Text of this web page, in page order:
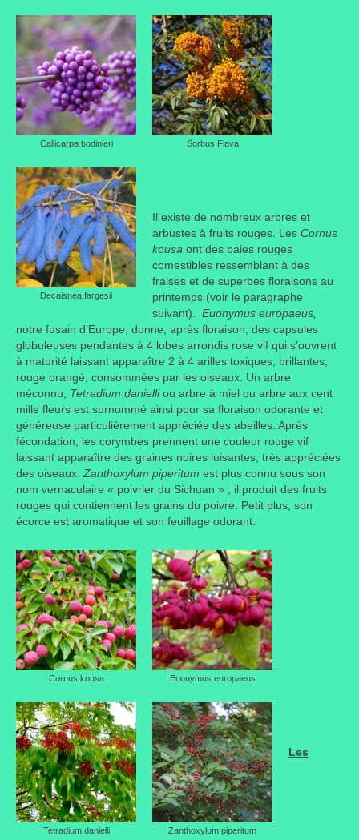
Autres
Infos pratiques
Règlement Intérieur – Statuts et cotisation JPL
2016/17
Où trouver le local de JPL ?
Qui sommes-nous ?
Annonces
Callicarpa bodinieri Sorbus Flava
Decaisnea fargesii
Il existe de nombreux arbres et
arbustes à fruits rouges. Les Cornus
kousa ont des baies rouges
comestibles ressemblant à des
fraises et de superbes floraisons au
printemps (voir le paragraphe
suivant).
Euonymus europaeus,
notre fusain d’Europe, donne, après floraison, des capsules
globuleuses pendantes à 4 lobes arrondis rose vif qui s’ouvrent
à maturité laissant apparaître 2 à 4 arilles toxiques, brillantes,
rouge orangé, consommées par les oiseaux. Un arbre
méconnu, Tetradium danielliou arbre à miel ou arbre aux cent
mille fleurs est surnommé ainsi pour sa floraison odorante et
généreuse particulièrement appréciée des abeilles. Après
fécondation, les corymbes prennent une couleur rouge vif
laissant apparaître des graines noires luisantes, très appréciées
des oiseaux. Zanthoxylum piperitum est plus connu sous son
nom vernaculaire « poivrier du Sichuan » ; il produit des fruits
rouges qui contiennent les grains du poivre. Petit plus, son
écorce est aromatique et son feuillage odorant.
Cornus kousa Euonymus europaeus
Tetradium danielli Zanthoxylum piperitum
Les